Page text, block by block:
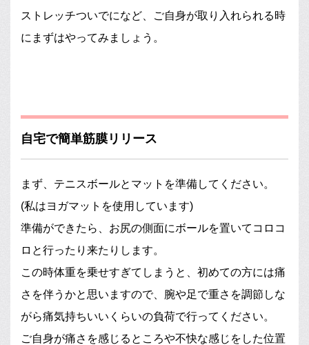
ストレッチついでになど、ご自身が取り入れられる時
にまずはやってみましょう。
自宅で簡単筋膜リリース
まず、テニスボールとマットを準備してください。
(私はヨガマットを使用しています)
準備ができたら、お尻の側面にボールを置いてコロコ
ロと行ったり来たりします。
この時体重を乗せすぎてしまうと、初めての方には痛
さを伴うかと思いますので、腕や足で重さを調節しな
がら痛気持ちいいくらいの負荷で行ってください。
ご自身が痛さを感じるところや不快な感じをした位置